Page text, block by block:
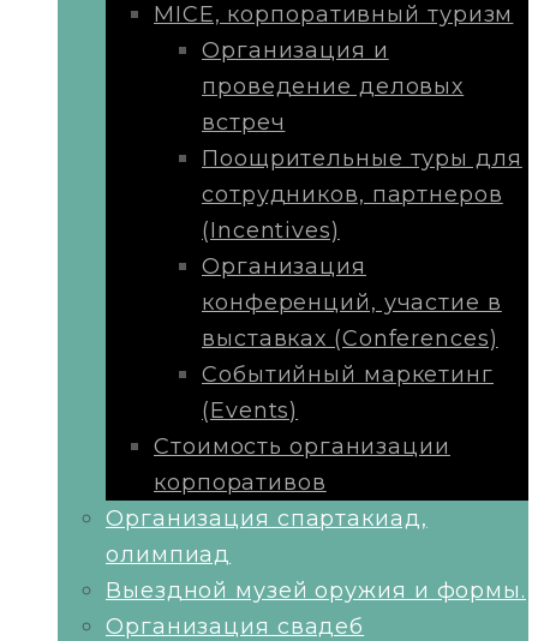
MICE, корпоративный туризм
Организация и
проведение деловых
встреч
Поощрительные туры для
сотрудников, партнеров
(Incentives)
Организация
конференций, участие в
выставках (Conferences)
Событийный маркетинг
(Events)
Стоимость организации
корпоративов
Организация спартакиад,
олимпиад
Выездной музей оружия и формы.
Организация свадеб